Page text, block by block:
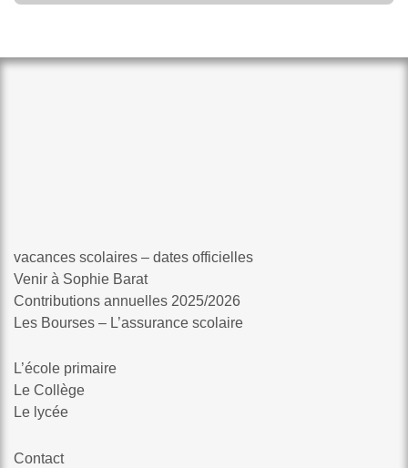
vacances scolaires – dates officielles
Venir à Sophie Barat
Contributions annuelles 2025/2026
Les Bourses – L’assurance scolaire
L’école primaire
Le Collège
Le lycée
Contact